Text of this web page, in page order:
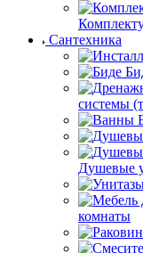
Сантехника
системы
Душевые
комнаты